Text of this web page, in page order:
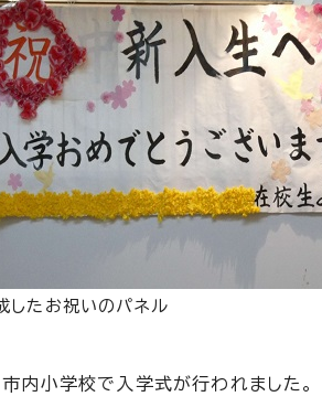
したお祝いのパネル
内小学校で入学式が行われました。